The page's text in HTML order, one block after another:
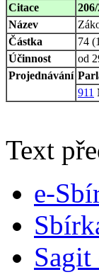
Citace
Název
Částka
74
Účinnost
od
Projednávání
911
Text
e-